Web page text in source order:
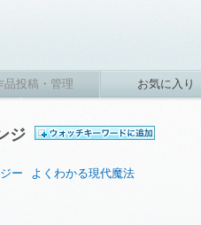
品投稿・管理 お気に入り
ジ
ー よくわかる現代魔法